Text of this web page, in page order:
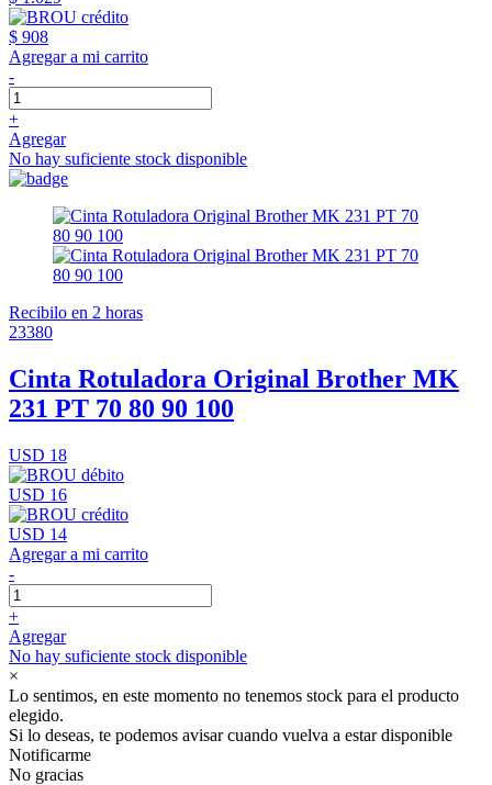
$ 908
Agregar a mi carrito
-
+
Agregar
No hay suficiente stock disponible
Recibilo en 2 horas
23380
Cinta Rotuladora Original Brother MK
231 PT 70 80 90 100
USD 18
USD 16
USD 14
Agregar a mi carrito
-
+
Agregar
No hay suficiente stock disponible
×
Lo sentimos, en este momento no tenemos stock para el producto
elegido.
Si lo deseas, te podemos avisar cuando vuelva a estar disponible
Notificarme
No gracias